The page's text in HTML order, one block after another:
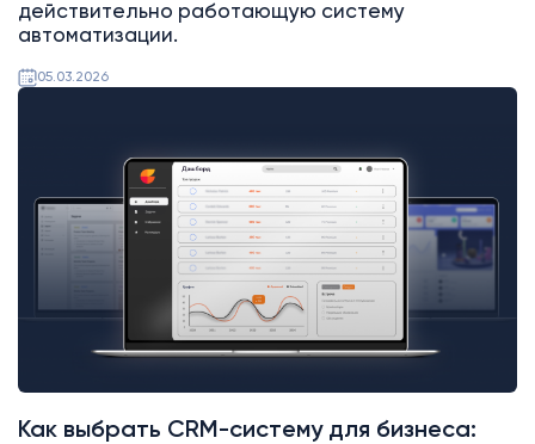
действительно работающую систему
автоматизации.
05.03.2026
Как выбрать CRM-систему для бизнеса: